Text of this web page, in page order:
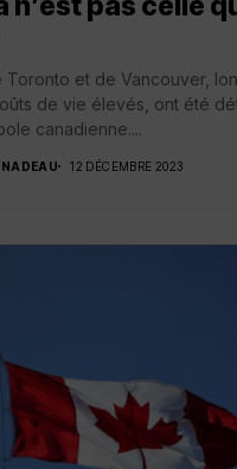
Toronto et de Vancouver,
de vie élevés, ont été
canadienne....
NADEAU 12 DÉCEMBRE 2023